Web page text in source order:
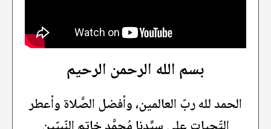
بسم الله الرحمن الرحيم
الحمد لله ربّ العالمين، وأفضل الصَّلاة وأعطر